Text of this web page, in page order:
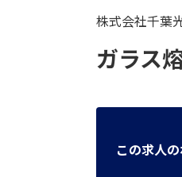
株式会社千葉
ガラス
この求人